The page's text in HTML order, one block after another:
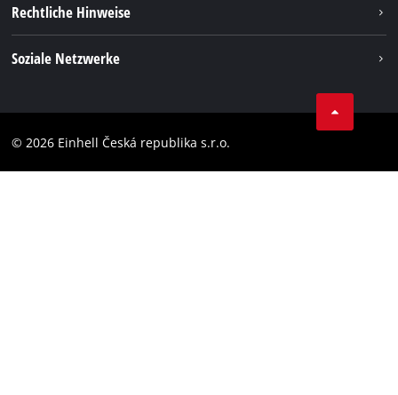
Akkusystem
Rechtliche Hinweise
Barrierefreiheits-Erklärung
Soziale Netzwerke
Instagram
© 2026 Einhell Česká republika s.r.o.